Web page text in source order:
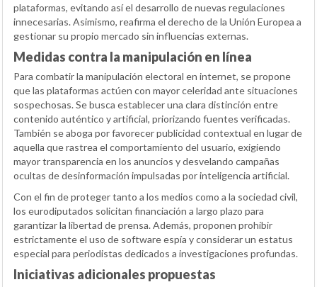
plataformas, evitando así el desarrollo de nuevas regulaciones
innecesarias. Asimismo, reafirma el derecho de la Unión Europea a
gestionar su propio mercado sin influencias externas.
Medidas contra la manipulación en línea
Para combatir la manipulación electoral en internet, se propone
que las plataformas actúen con mayor celeridad ante situaciones
sospechosas. Se busca establecer una clara distinción entre
contenido auténtico y artificial, priorizando fuentes verificadas.
También se aboga por favorecer publicidad contextual en lugar de
aquella que rastrea el comportamiento del usuario, exigiendo
mayor transparencia en los anuncios y desvelando campañas
ocultas de desinformación impulsadas por inteligencia artificial.
Con el fin de proteger tanto a los medios como a la sociedad civil,
los eurodiputados solicitan financiación a largo plazo para
garantizar la libertad de prensa. Además, proponen prohibir
estrictamente el uso de software espía y considerar un estatus
especial para periodistas dedicados a investigaciones profundas.
Iniciativas adicionales propuestas